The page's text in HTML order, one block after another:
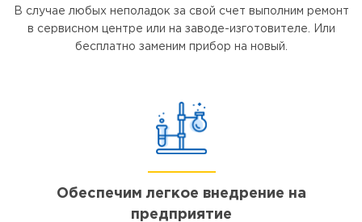
В случае любых неполадок за свой счет выполним ремонт
в сервисном центре или на заводе-изготовителе. Или
бесплатно заменим прибор на новый.
Обеспечим легкое внедрение на
предприятие